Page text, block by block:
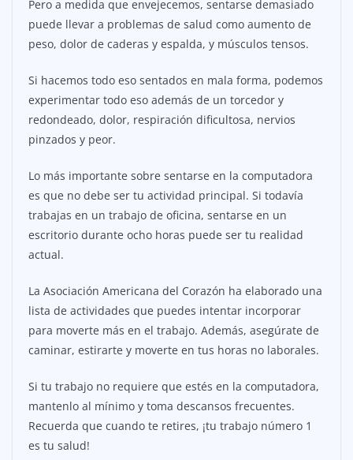
Pero a medida que envejecemos, sentarse demasiado
puede llevar a problemas de salud como aumento de
peso, dolor de caderas y espalda, y músculos tensos.
Si hacemos todo eso sentados en mala forma, podemos
experimentar todo eso además de un torcedor y
redondeado, dolor, respiración dificultosa, nervios
pinzados y peor.
Lo más importante sobre sentarse en la computadora
es que no debe ser tu actividad principal. Si todavía
trabajas en un trabajo de oficina, sentarse en un
escritorio durante ocho horas puede ser tu realidad
actual.
La Asociación Americana del Corazón ha elaborado una
lista de actividades que puedes intentar incorporar
para moverte más en el trabajo. Además, asegúrate de
caminar, estirarte y moverte en tus horas no laborales.
Si tu trabajo no requiere que estés en la computadora,
mantenlo al mínimo y toma descansos frecuentes.
Recuerda que cuando te retires, ¡tu trabajo número 1
es tu salud!